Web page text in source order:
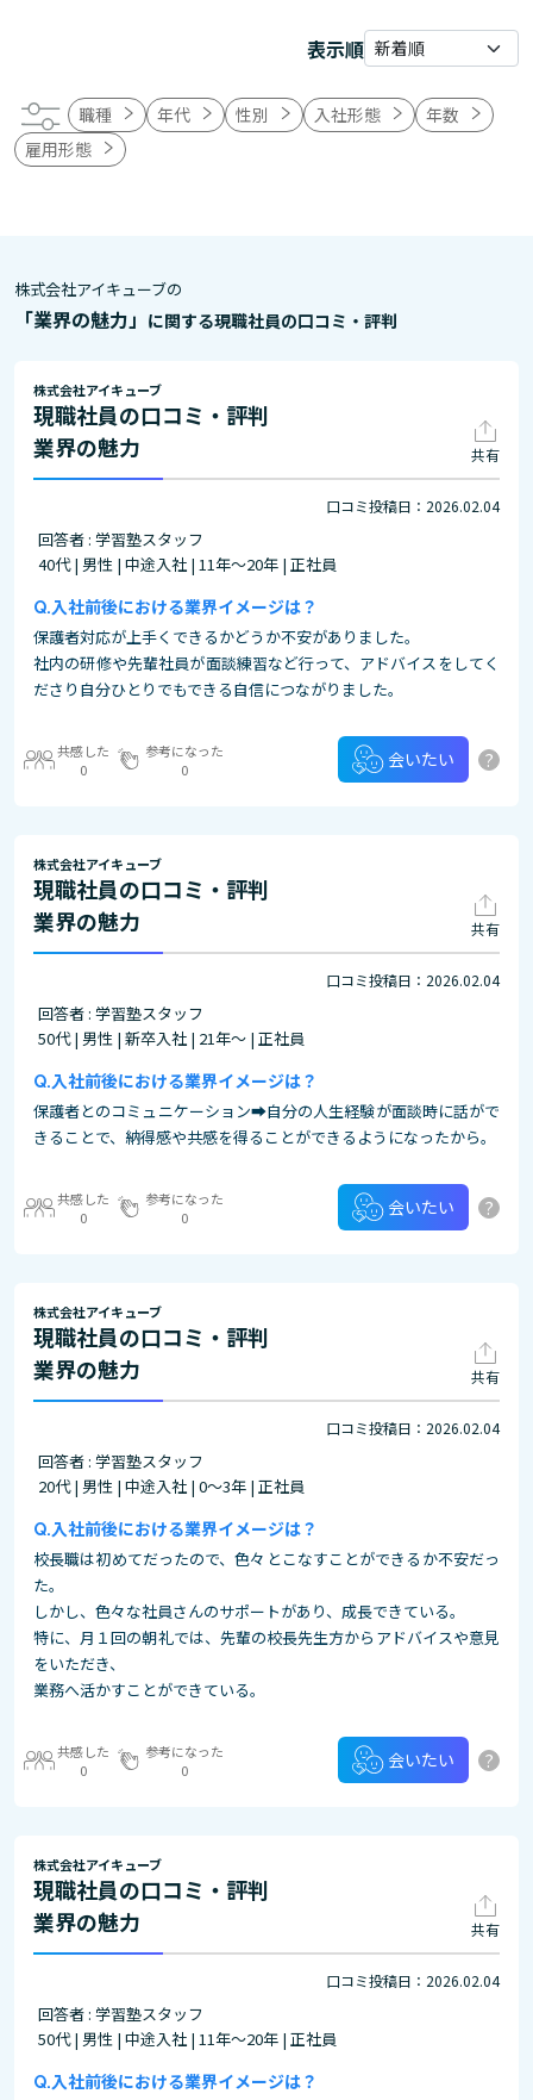
表示順
職種 年代 性別 入社形態
年数
雇用形態
株式会社アイキューブの
「業界の魅力」 に関する現職社員の口コミ・評判
株式会社アイキューブ
現職社員の口コミ・評判
業界の魅力
共有
口コミ投稿日：2026.02.04
回答者 : 学習塾スタッフ
40代 | 男性 | 中途入社 | 11年～20年 | 正社員
入社前後における業界イメージは？
保護者対応が上手くできるかどうか不安がありました。
社内の研修や先輩社員が面談練習など行って、アドバイスをしてく
ださり自分ひとりでもできる自信につながりました。
共感した
0
参考になった
0
会いたい ?
株式会社アイキューブ
現職社員の口コミ・評判
業界の魅力
共有
口コミ投稿日：2026.02.04
回答者 : 学習塾スタッフ
50代 | 男性 | 新卒入社 | 21年～ | 正社員
入社前後における業界イメージは？
保護者とのコミュニケーション➡自分の人生経験が面談時に話がで
きることで、納得感や共感を得ることができるようになったから。
共感した
0
参考になった
0
会いたい ?
株式会社アイキューブ
現職社員の口コミ・評判
業界の魅力
共有
口コミ投稿日：2026.02.04
回答者 : 学習塾スタッフ
20代 | 男性 | 中途入社 | 0～3年 | 正社員
入社前後における業界イメージは？
校長職は初めてだったので、色々とこなすことができるか不安だっ
た。
しかし、色々な社員さんのサポートがあり、成長できている。
特に、月１回の朝礼では、先輩の校長先生方からアドバイスや意見
をいただき、
業務へ活かすことができている。
共感した
0
参考になった
0
会いたい ?
株式会社アイキューブ
現職社員の口コミ・評判
業界の魅力
共有
口コミ投稿日：2026.02.04
回答者 : 学習塾スタッフ
50代 | 男性 | 中途入社 | 11年～20年 | 正社員
入社前後における業界イメージは？